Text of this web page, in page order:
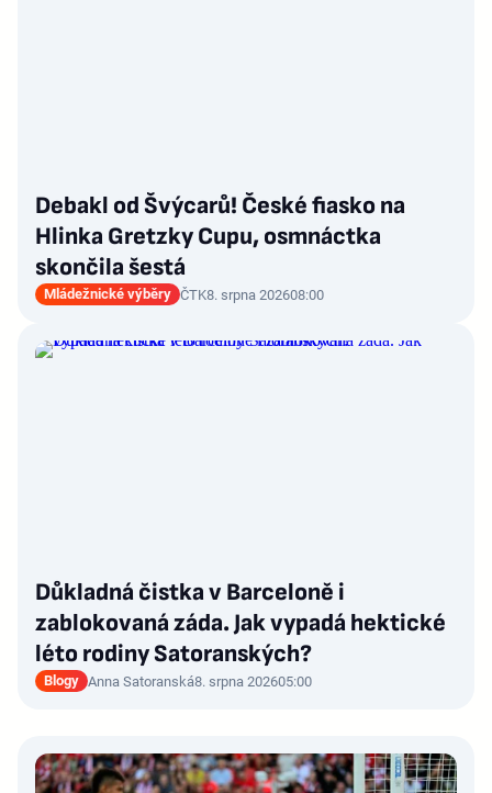
Debakl od Švýcarů! České fiasko na
Hlinka Gretzky Cupu, osmnáctka
skončila šestá
Mládežnické výběry ČTK8. srpna 202608:00
Důkladná čistka v Barceloně i
zablokovaná záda. Jak vypadá hektické
léto rodiny Satoranských?
Blogy Anna Satoranská8. srpna 202605:00